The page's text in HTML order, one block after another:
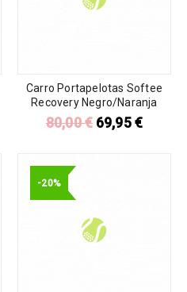
Carro Portapelotas Softee
Recovery Negro/Naranja
80,00€ 69,95€
-20%